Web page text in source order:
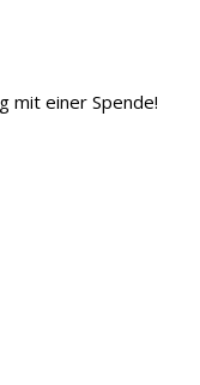
mit einer Spende!